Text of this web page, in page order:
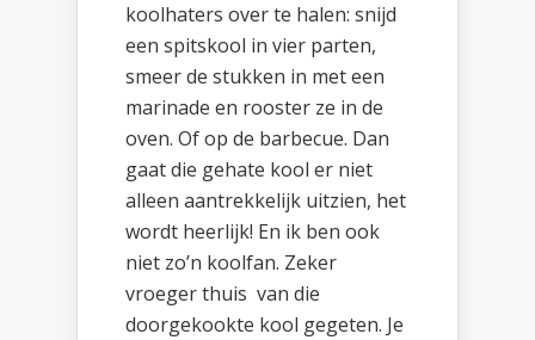
koolhaters over te halen: snijd
een spitskool in vier parten,
smeer de stukken in met een
marinade en rooster ze in de
oven. Of op de barbecue. Dan
gaat die gehate kool er niet
alleen aantrekkelijk uitzien, het
wordt heerlijk! En ik ben ook
niet zo’n koolfan. Zeker
vroeger thuis van die
doorgekookte kool gegeten. Je